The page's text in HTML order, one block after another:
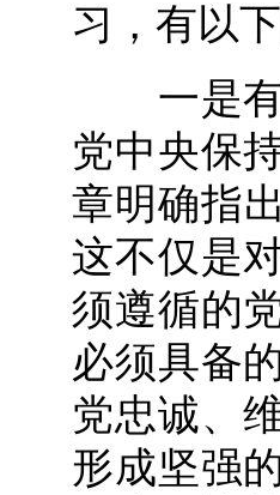
习，有以
一是有
党中央保
章明确指
这不仅是
须遵循的
必须具备
党忠诚、
形成坚强